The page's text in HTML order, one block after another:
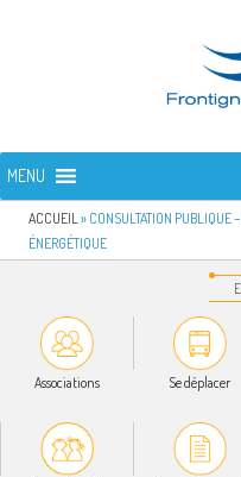
FRONTIGNAN
MENU
ACCUEIL » CONSULTATION PUBLIQUE
ÉNERGÉTIQUE
Associations Se déplacer